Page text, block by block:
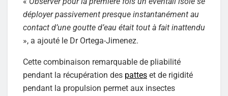
déployer passivement presque instantanément au
contact d’une goutte d’eau était tout à fait inattendu
», a ajouté le Dr Ortega-Jimenez.
Cette combinaison remarquable de pliabilité
pendant la récupération des pattes et de rigidité
pendant la propulsion permet aux insectes